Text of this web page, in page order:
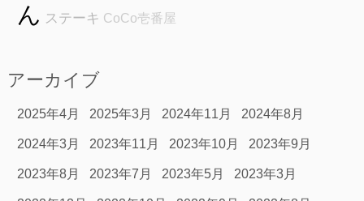
ん ステーキ CoCo壱番屋
アーカイブ
2025年4月 2025年3月 2024年11月 2024年8月
2024年3月 2023年11月 2023年10月 2023年9月
2023年8月 2023年7月 2023年5月 2023年3月